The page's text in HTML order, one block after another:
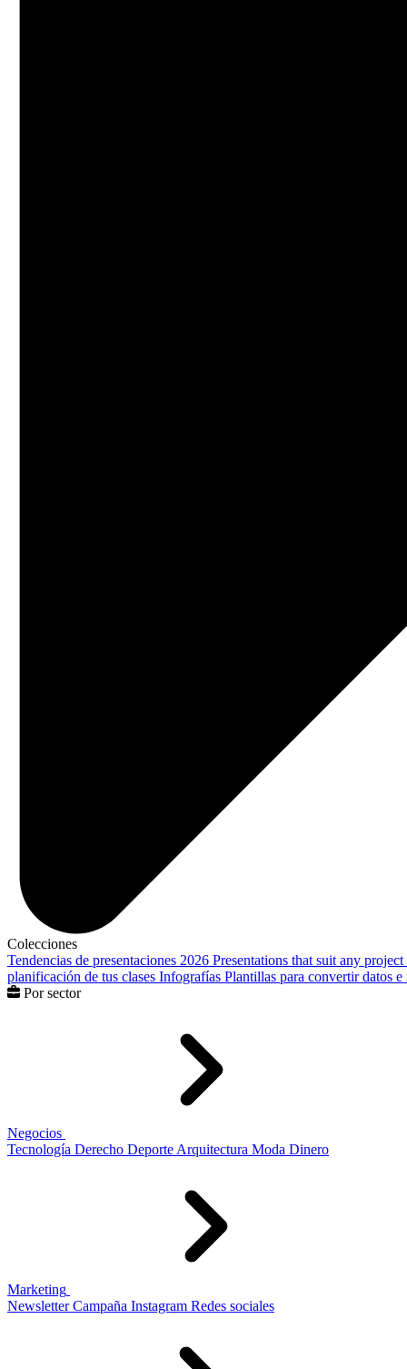
Colecciones
Tendencias de presentaciones 2026 Presentations that suit any project
planificación de tus clases Infografías Plantillas para convertir datos
Por sector
Negocios
Tecnología Derecho Deporte Arquitectura Moda Dinero
Marketing
Newsletter Campaña Instagram Redes sociales